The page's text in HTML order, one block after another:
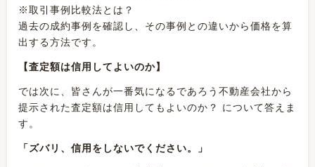
※取引事例比較法とは？
過去の成約事例を確認し、その事例との違いから価格を算
出する方法です。
【査定額は信用してよいのか】
では次に、皆さんが一番気になるであろう不動産会社から
提示された査定額は信用してもよいのか？ について答えま
す。
「ズバリ、信用をしないでください。」